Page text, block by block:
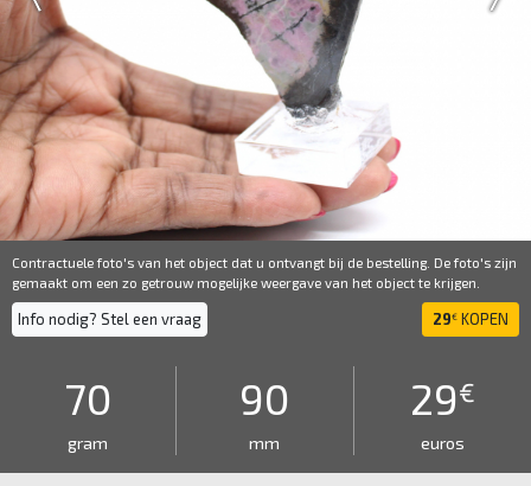
Contractuele foto's van het object dat u ontvangt bij de bestelling. De foto's zijn
gemaakt om een ​​zo getrouw mogelijke weergave van het object te krijgen.
Info nodig? Stel een vraag 29€ KOPEN
70
gram
90
mm
29€
euros